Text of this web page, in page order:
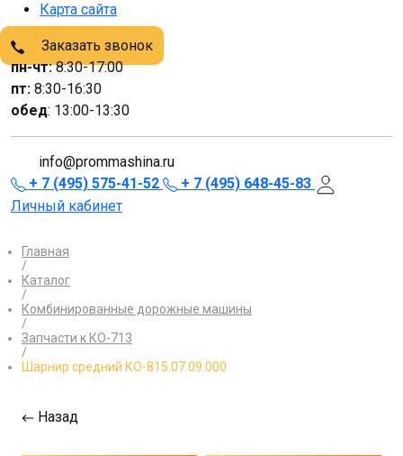
Карта сайта
Заказать звонок
пн-чт:8:30-17:00
пт: 8:30-16:30
обед: 13:00-13:30
info@prommashina.ru
+ 7 (495) 575-41-52
+ 7 (495) 648-45-83
Личный кабинет
Главная
/
Каталог
/
Комбинированные дорожные машины
/
Запчасти к КО-713
/
Шарнир средний КО-815.07.09.000
Назад